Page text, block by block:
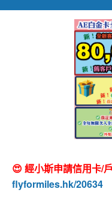
😍 經小斯申請信用卡/
flyformiles.hk/20634